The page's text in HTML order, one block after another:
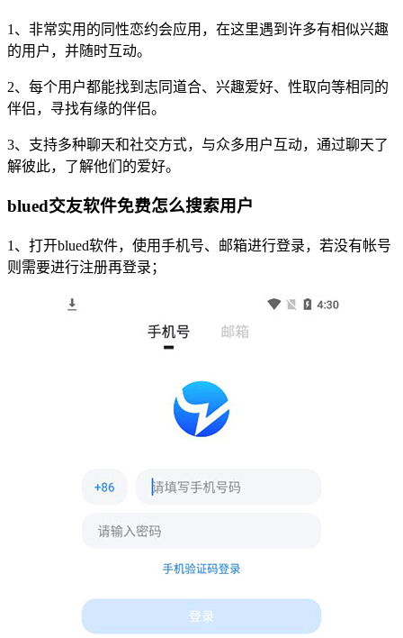
1、非常实用的同性恋约会应用，在这里遇到许多有相似兴趣
的用户，并随时互动。
2、每个用户都能找到志同道合、兴趣爱好、性取向等相同的
伴侣，寻找有缘的伴侣。
3、支持多种聊天和社交方式，与众多用户互动，通过聊天了
解彼此，了解他们的爱好。
blued交友软件免费怎么搜索用户
1、打开blued软件，使用手机号、邮箱进行登录，若没有帐号
则需要进行注册再登录；